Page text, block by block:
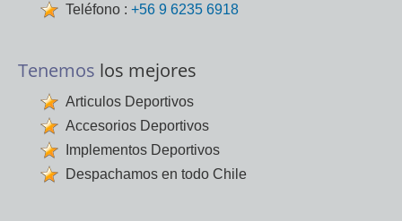
Teléfono : +56 9 6235 6918
Tenemos los mejores
Articulos Deportivos
Accesorios Deportivos
Implementos Deportivos
Despachamos en todo Chile